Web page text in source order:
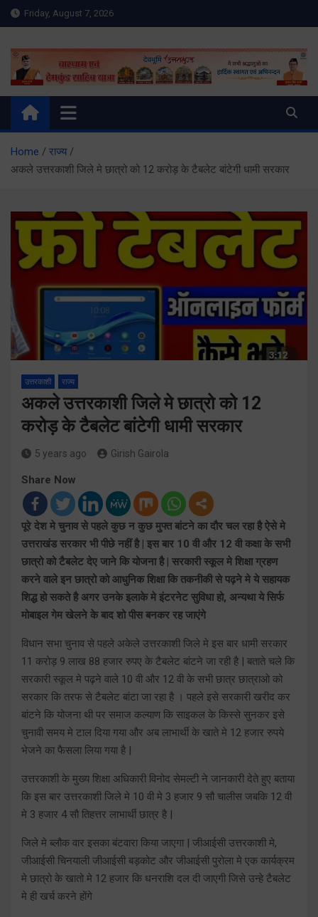
Skip
to
Friday, August 7, 2026
Meru Raibar | Uttarakhand
News | Uttarkashi News
meruraibar.com
Home
राज्य
अकले उत्तरकाशी जिले मे छात्रो को 12 करोड़ के टैबलेट बांटेगी धामी सरकार
उत्तरकाशी राज्य
अकले उत्तरकाशी जिले मे छात्रो को 12
करोड़ के टैबलेट बांटेगी धामी सरकार
5 years ago Girish Gairola
Share Now
पूरे देश मे चुनाव से पहले कुछ न कुछ मुफ्त बांटने का दौर चल रहा है ऐसे मे
उत्तराखंड सरकार भी पीछे नहीं है | इस बार 10 वी और 12 वी कक्षा के सभी
छात्रो को टैबलेट देए जाने कि योजना है | सरकारी स्कूल मे शिक्षा ग्रहण
करने वाले इन छात्रो को आधुनिक शिक्षा कि तकनीकी से पढ़ने मे ये सहायक
शिद्ध हो सकते है अगर उनके इलाके मे इंटरनेट सुविधा हो, अन्यथा ये सिर्फ
मोबाइल गेम खेलने के बाद शो पीस बनकर रह जाएंगे
विधान सभा चुनाव से पहले अकेले उत्तरकाशी जिले मे इस बार धामी सरकार
11 करोड़ 9 लाख 88 हजार रुपए के टैबलेट बांटने जा रही है | बताते चले कि
सरकारी स्कूल मे पढ़ने वाले 10 वी और 12 वी के सभी छात्र छात्राओ को
सरकार कि तरफ से टैबलेट बांटा जा रहा है । पहले इसे सरकारी खरीद कर
बांटने कि योजना थी पर समाज कल्याण कि साइकल के किस्से सुनकर इसे
चुनावी समय मे टाल दिया गया और अब लाभार्थी के खाते मे 12 हजार रुपये
भेजने का फैसला लिया गया है |
उत्तरकाशी के मुख्य शिक्षा अधिकारी विनोद सेमल्टी ने जानकारी देते हुए बताया
कि इस बार उत्तरकाशी जिले मे 10 वी मे 3 हजार 9 सौ चालीस जबकि 12 वी
मे 3 हजार 4 सौ तिहत्तर लाभार्थी छात्र है |
जिले मे ब्लौक वार इसका बंटवारा किया जाएगा | जीआईसी उत्तरकाशी मे,
जीआईसी चिनयाली जीआईसी बड़कोट और जीआईसी पुरोला मे एक कार्यक्रम
मे छात्रो के खातो मे 12 हजार कि धनराशि दल दी जाएगी जिसे उन्हे टैबलेट
मे ही खर्च करने होंगे